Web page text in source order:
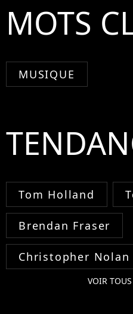
MOTS
MUSIQUE
Tom Holland
Brendan Fraser
Christopher Nolan
VOIR TOUS